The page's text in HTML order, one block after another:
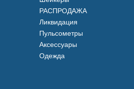
РАСПРОДАЖА
Ликвидация
Пульсометры
Аксессуары
Одежда